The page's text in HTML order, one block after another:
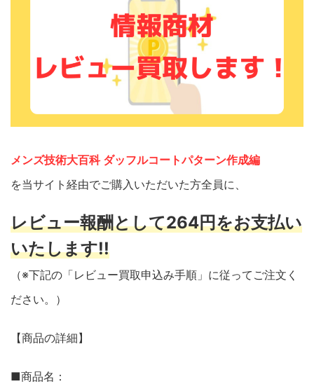
メンズ技術大百科 ダッフルコートパターン作成編
を当サイト経由でご購入いただいた方全員に、
レビュー報酬として264円をお支払い
いたします!!
（※下記の「レビュー買取申込み手順」に従ってご注文く
ださい。）
【商品の詳細】
■商品名：